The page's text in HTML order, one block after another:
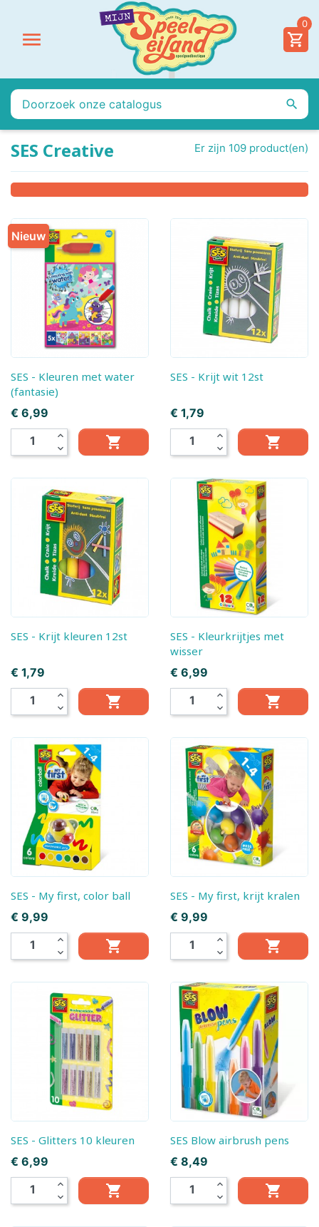

0

SES Creative Er zijn 109 product(en)
SES - Kleuren met water
(fantasie)
Prijs
€ 6,99
expand_less
expand_more

Nieuw
SES - Krijt wit 12st
Prijs
€ 1,79
expand_less
expand_more

SES - Krijt kleuren 12st
Prijs
€ 1,79
expand_less
expand_more

SES - Kleurkrijtjes met
wisser
Prijs
€ 6,99
expand_less
expand_more

SES - My first, color ball
Prijs
€ 9,99
expand_less
expand_more

SES - My first, krijt kralen
Prijs
€ 9,99
expand_less
expand_more

SES - Glitters 10 kleuren
Prijs
€ 6,99
expand_less
expand_more

SES Blow airbrush pens
Prijs
€ 8,49
expand_less
expand_more
